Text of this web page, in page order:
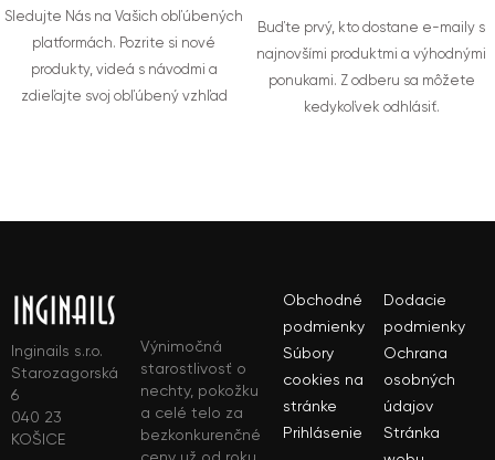
Sledujte Nás na Vašich obľúbených
platformách. Pozrite si nové
produkty, videá s návodmi a
zdieľajte svoj obľúbený vzhľad
Buďte prvý, kto dostane e-maily s
najnovšími produktmi a výhodnými
ponukami. Z odberu sa môžete
kedykoľvek odhlásiť.
Inginails s.r.o.
Starozagorská
6
040 23
KOŠICE
Výnimočná
starostlivosť o
nechty, pokožku
a celé telo za
bezkonkurenčné
Obchodné
podmienky
Dodacie
podmienky
Súbory
cookies na
stránke
Ochrana
osobných
údajov
Prihlásenie
Stránka